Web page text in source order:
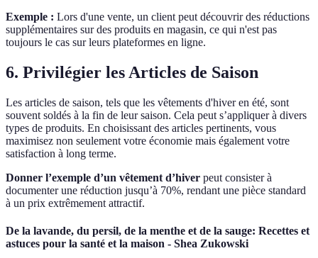
Exemple : Lors d'une vente, un client peut découvrir des réductions
supplémentaires sur des produits en magasin, ce qui n'est pas
toujours le cas sur leurs plateformes en ligne.
6. Privilégier les Articles de Saison
Les articles de saison, tels que les vêtements d'hiver en été, sont
souvent soldés à la fin de leur saison. Cela peut s’appliquer à divers
types de produits. En choisissant des articles pertinents, vous
maximisez non seulement votre économie mais également votre
satisfaction à long terme.
Donner l’exemple d’un vêtement d’hiver peut consister à
documenter une réduction jusqu’à 70%, rendant une pièce standard
à un prix extrêmement attractif.
De la lavande, du persil, de la menthe et de la sauge: Recettes et
astuces pour la santé et la maison - Shea Zukowski